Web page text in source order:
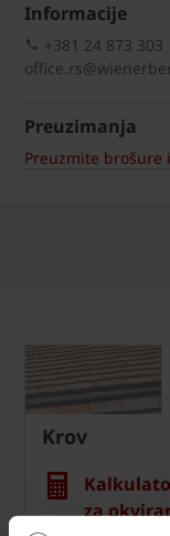
Informacije
+381 24 873 303
Preuzimanja
Preuzmite brošure
Krov
za